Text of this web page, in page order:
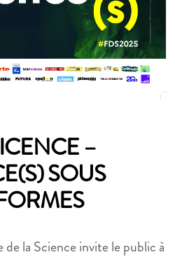
–
SOUS
la Science invite le public à